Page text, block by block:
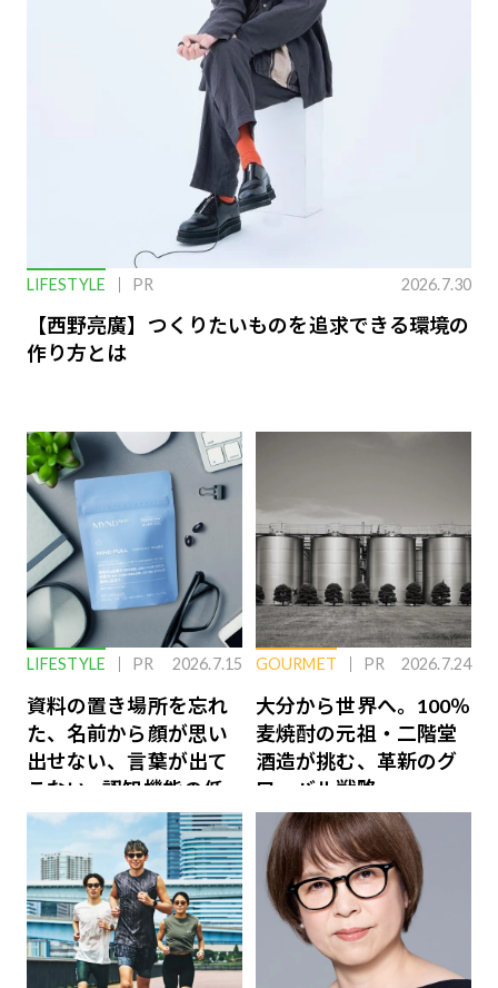
LIFESTYLE PR 2026.7.30
【西野亮廣】つくりたいものを追求できる環境の
作り方とは
LIFESTYLE PR 2026.7.15
資料の置き場所を忘れ
た、名前から顔が思い
出せない、言葉が出て
こない…認知機能の低
下を救う、脳のインナ
ーケアとは
GOURMET PR 2026.7.24
大分から世界へ。100％
麦焼酎の元祖・二階堂
酒造が挑む、革新のグ
ローバル戦略